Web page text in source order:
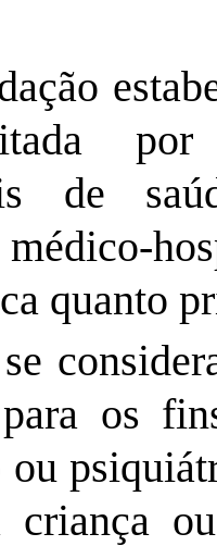
por
de
quanto
os
criança